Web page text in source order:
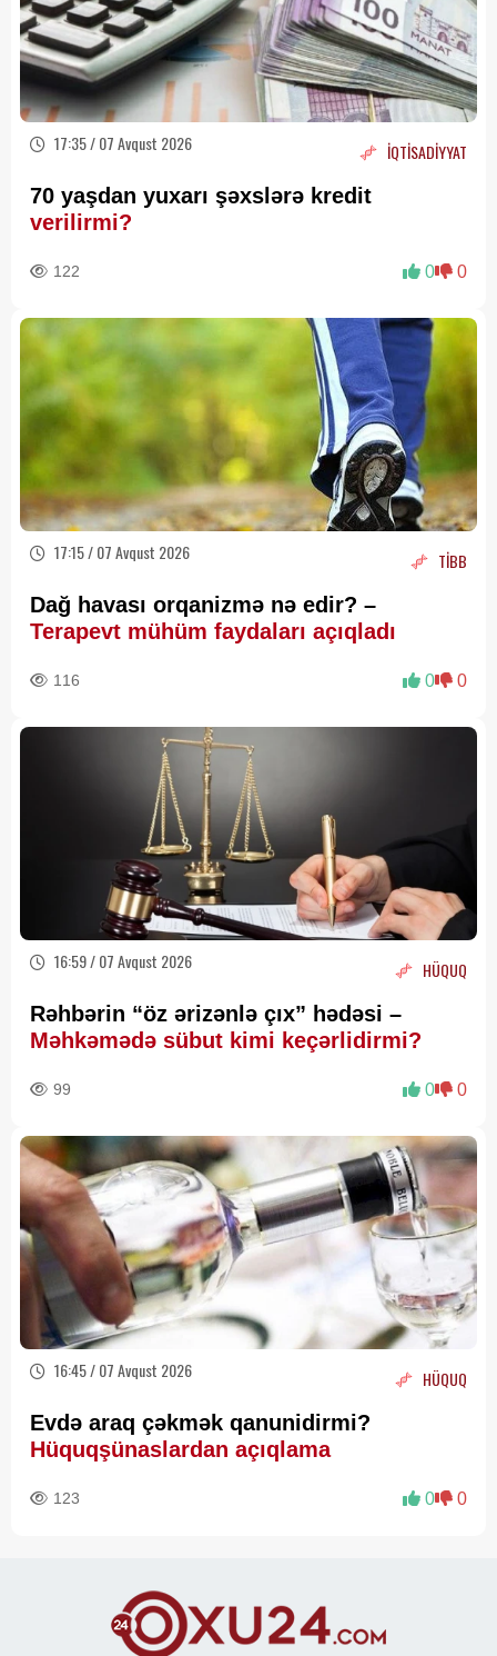
17:35 / 07 Avqust 2026 İQTİSADİYYAT
70 yaşdan yuxarı şəxslərə kredit
verilirmi?
122 0 0
17:15 / 07 Avqust 2026 TİBB
Dağ havası orqanizmə nə edir? –
Terapevt mühüm faydaları açıqladı
116 0 0
16:59 / 07 Avqust 2026 HÜQUQ
Rəhbərin “öz ərizənlə çıx” hədəsi –
Məhkəmədə sübut kimi keçərlidirmi?
99 0 0
16:45 / 07 Avqust 2026 HÜQUQ
Evdə araq çəkmək qanunidirmi?
Hüquqşünaslardan açıqlama
123 0 0